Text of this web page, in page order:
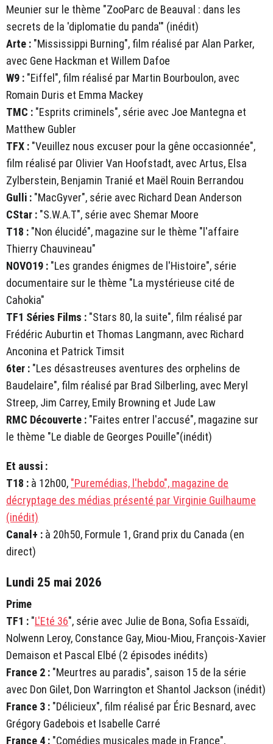
Meunier sur le thème "ZooParc de Beauval : dans les
secrets de la 'diplomatie du panda'" (inédit)
Arte : "Mississippi Burning", film réalisé par Alan Parker,
avec Gene Hackman et Willem Dafoe
W9 : "Eiffel", film réalisé par Martin Bourboulon, avec
Romain Duris et Emma Mackey
TMC : "Esprits criminels", série avec Joe Mantegna et
Matthew Gubler
TFX : "Veuillez nous excuser pour la gêne occasionnée",
film réalisé par Olivier Van Hoofstadt, avec Artus, Elsa
Zylberstein, Benjamin Tranié et Maël Rouin Berrandou
Gulli : "MacGyver", série avec Richard Dean Anderson
CStar : "S.W.A.T", série avec Shemar Moore
T18 : "Non élucidé", magazine sur le thème "l'affaire
Thierry Chauvineau"
NOVO19 : "Les grandes énigmes de l'Histoire", série
documentaire sur le thème "La mystérieuse cité de
Cahokia"
TF1 Séries Films : "Stars 80, la suite", film réalisé par
Frédéric Auburtin et Thomas Langmann, avec Richard
Anconina et Patrick Timsit
6ter : "Les désastreuses aventures des orphelins de
Baudelaire", film réalisé par Brad Silberling, avec Meryl
Streep, Jim Carrey, Emily Browning et Jude Law
RMC Découverte : "Faites entrer l'accusé", magazine sur
le thème "Le diable de Georges Pouille"(inédit)
Et aussi :
T18 : à 12h00, "Puremédias, l'hebdo", magazine de
décryptage des médias présenté par Virginie Guilhaume
(inédit)
Canal+ : à 20h50, Formule 1, Grand prix du Canada (en
direct)
Lundi 25 mai 2026
Prime
TF1 : "L'Eté 36", série avec Julie de Bona, Sofia Essaïdi,
Nolwenn Leroy, Constance Gay, Miou-Miou, François-Xavier
Demaison et Pascal Elbé (2 épisodes inédits)
France 2 : "Meurtres au paradis", saison 15 de la série
avec Don Gilet, Don Warrington et Shantol Jackson (inédit)
France 3 : "Délicieux", film réalisé par Éric Besnard, avec
Grégory Gadebois et Isabelle Carré
France 4 : "Comédies musicales made in France",